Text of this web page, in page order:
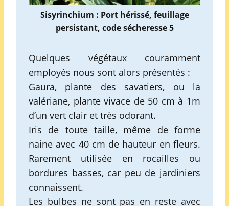
Sisyrinchium : Port hérissé, feuillage
persistant, code sécheresse 5
Quelques végétaux couramment
employés nous sont alors présentés :
Gaura, plante des savatiers, ou la
valériane, plante vivace de 50 cm à 1m
d’un vert clair et très odorant.
Iris de toute taille, même de forme
naine avec 40 cm de hauteur en fleurs.
Rarement utilisée en rocailles ou
bordures basses, car peu de jardiniers
connaissent.
Les bulbes ne sont pas en reste avec